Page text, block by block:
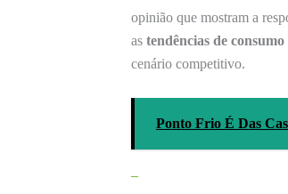
opinião que mostram a
as tendências de consumo
cenário competitivo.
Ponto Frio É Das
–